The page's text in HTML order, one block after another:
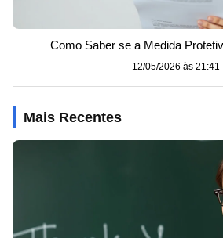
Como Saber se a Medida
12/05/2026 às 21:41
Mais Recentes